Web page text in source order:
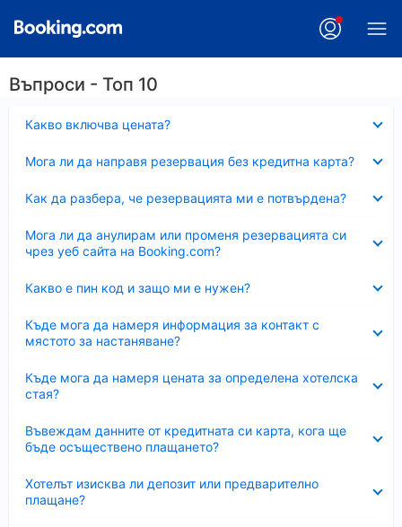
Въпроси - Топ 10
Какво включва цената?
Мога ли да направя резервация без кредитна карта?
Как да разбера, че резервацията ми е потвърдена?
Мога ли да анулирам или променя резервацията си
чрез уеб сайта на Booking.com?
Какво е пин код и защо ми е нужен?
Къде мога да намеря информация за контакт с
мястото за настаняване?
Къде мога да намеря цената за определена хотелска
стая?
Въвеждам данните от кредитната си карта, кога ще
бъде осъществено плащането?
Хотелът изисква ли депозит или предварително
плащане?